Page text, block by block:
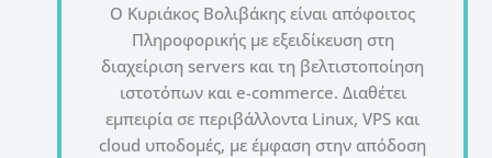
Ο Κυριάκος Βολιβάκης είναι απόφοιτος
Πληροφορικής με εξειδίκευση στη
διαχείριση servers και τη βελτιστοποίηση
ιστοτόπων και e-commerce. Διαθέτει
εμπειρία σε περιβάλλοντα Linux, VPS και
cloud υποδομές, με έμφαση στην απόδοση